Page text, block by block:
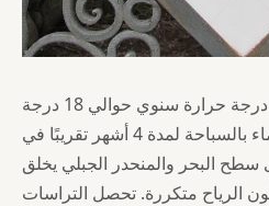
المنطقة مشمسة، بمتوسط درجة حرارة سنوي حوالي 18 درجة
مئوية. تسمح درجة حرارة الماء بالسباحة لمدة 4 أشهر تقريبًا في
سطح البحر والمنحدر الجبلي يخلق
الرياح متكررة. تحصل التراسات